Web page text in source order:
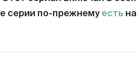
серии по-прежнему есть на